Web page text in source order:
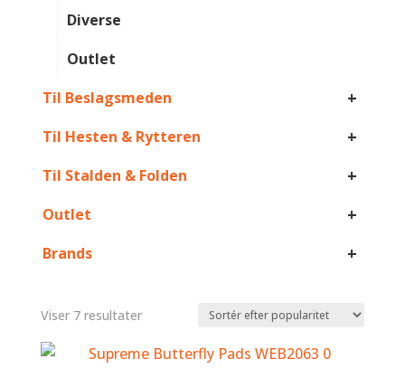
Diverse
Outlet
Til Beslagsmeden
+
Til Hesten & Rytteren +
Til Stalden & Folden +
Outlet +
Brands +
Viser 7 resultaterSorteret
popularitet